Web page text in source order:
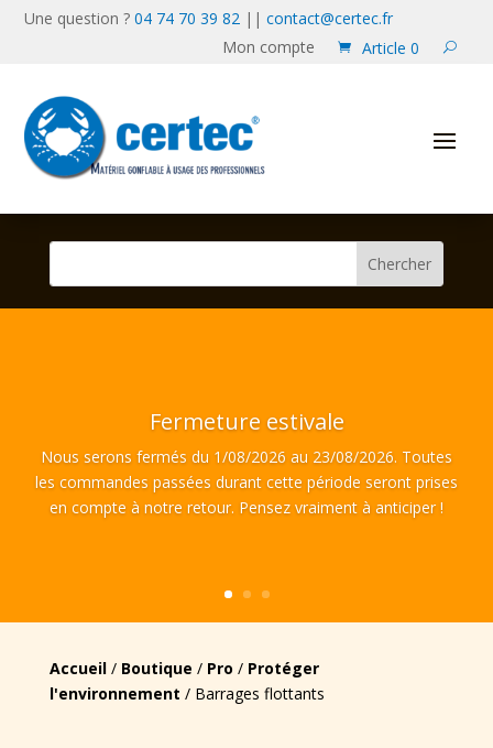
Une question ?04 74 70 39 82 ||contact@certec.fr
Mon compte
Article 0
Fermeture estivale
Nous serons fermés du 1/08/2026 au 23/08/2026. Toutes
les commandes passées durant cette période seront prises
en compte à notre retour. Pensez vraiment à anticiper !
Accueil/ Boutique / Pro / Protéger
l'environnement / Barrages flottants